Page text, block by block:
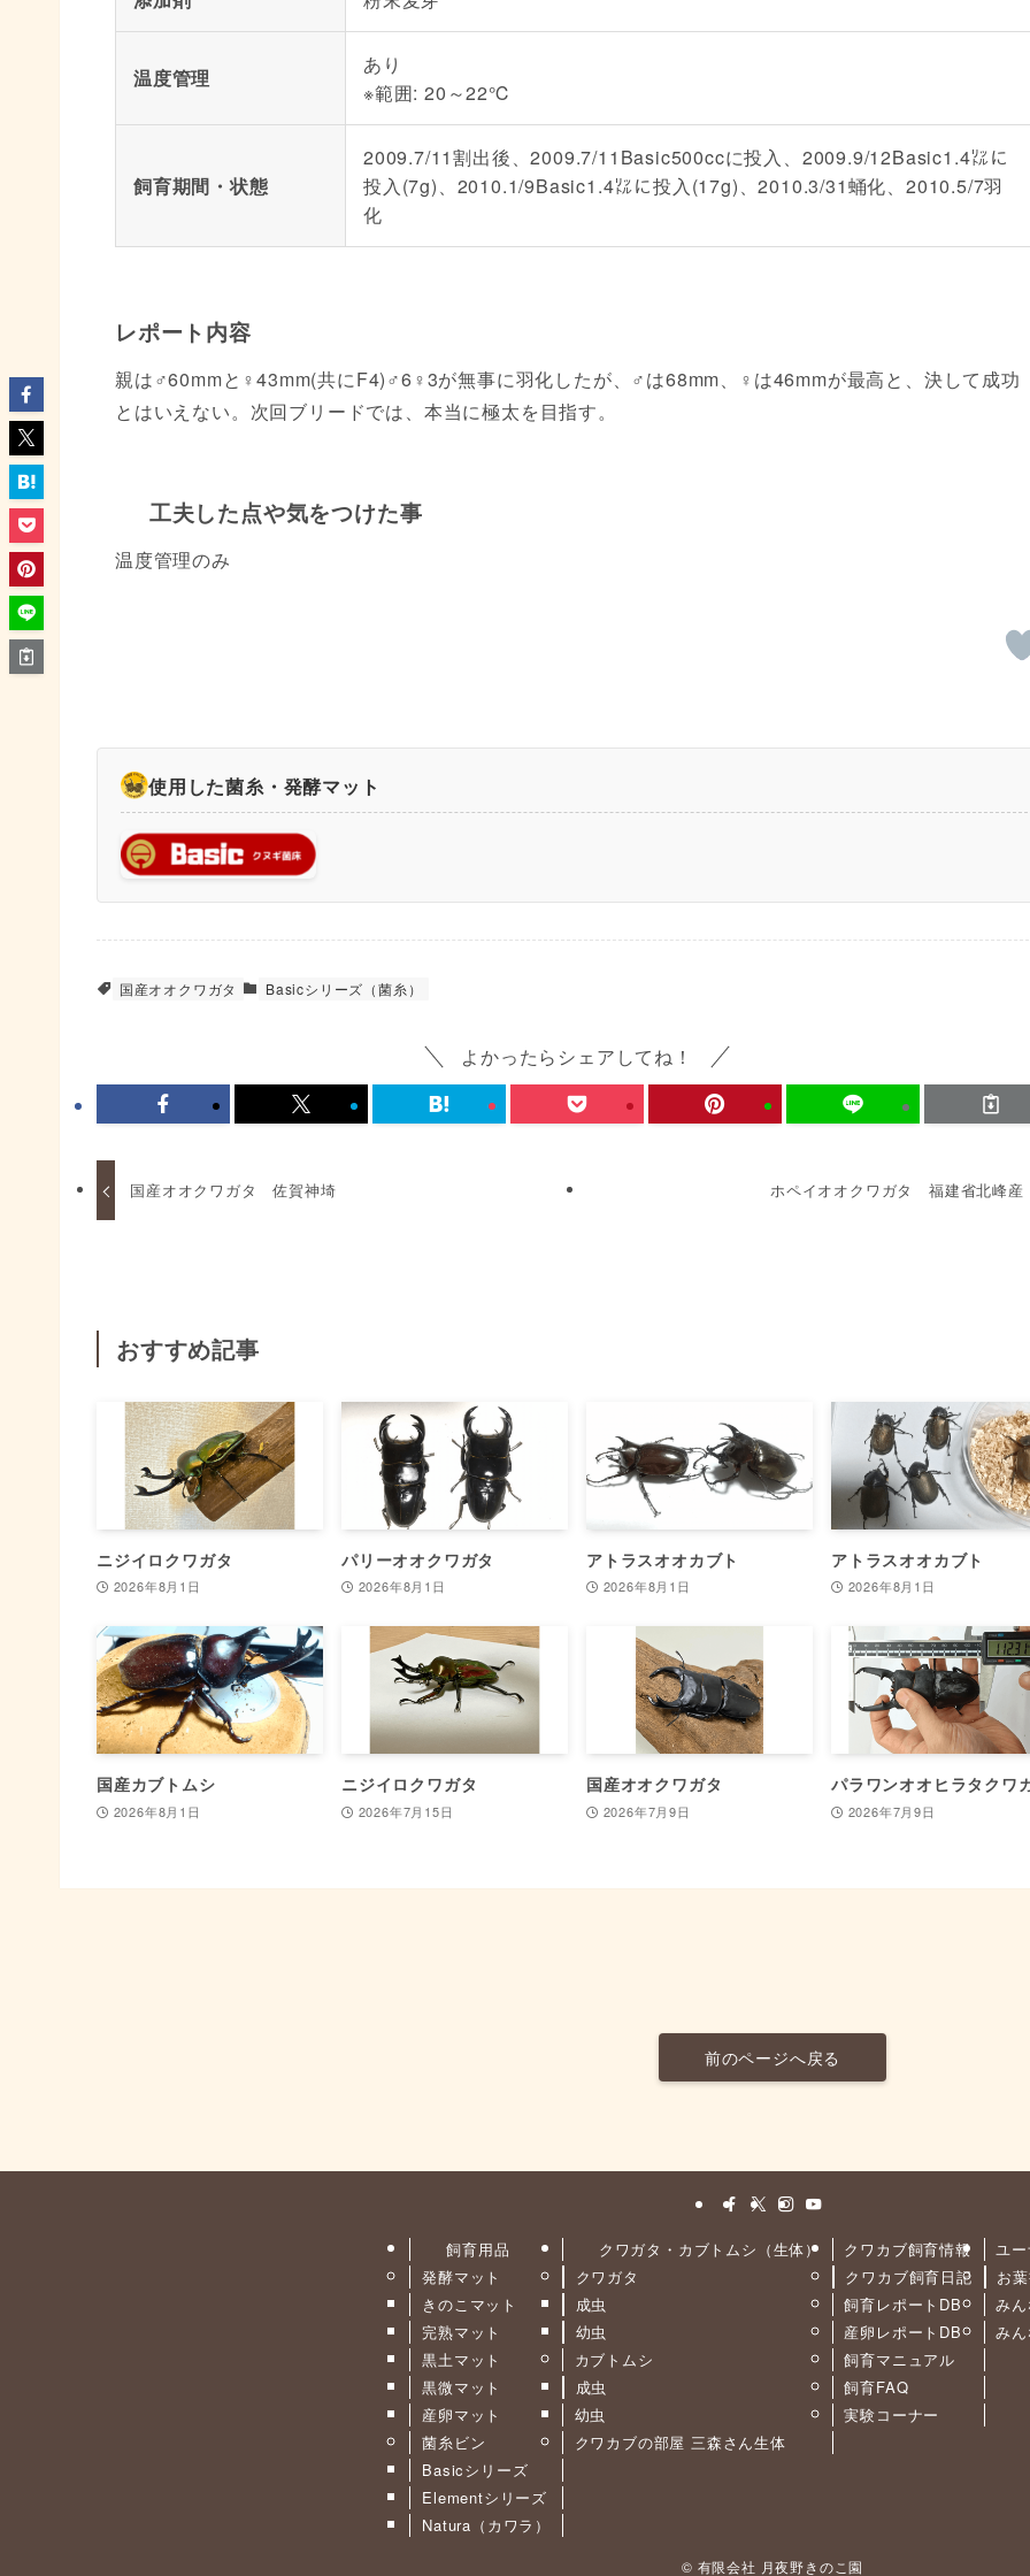
温度管理
あり
※範囲: 20～22℃
飼育期間・状態
2009.7/11割出後、2009.7/11Basic500ccに投入、2009.9/12Basic1.4㍑に
投入(7g)、2010.1/9Basic1.4㍑に投入(17g)、2010.3/31蛹化、2010.5/7羽
化
レポート内容
親は♂60mmと♀43mm(共にF4)♂6♀3が無事に羽化したが、♂は68mm、♀は46mmが最高と、決して成功
とはいえない。次回ブリードでは、本当に極太を目指す。
工夫した点や気をつけた事
温度管理のみ
使用した菌糸・発酵マット
国産オオクワガタ Basicシリーズ（菌糸）
よかったらシェアしてね！
国産オオクワガタ 佐賀神埼 ホペイオオクワガタ 福建省北峰産
おすすめ記事
ニジイロクワガタ
2026年8月1日
パリーオオクワガタ
2026年8月1日
アトラスオオカブト
2026年8月1日
アトラスオオカブト
2026年8月1日
国産カブトムシ
2026年8月1日
ニジイロクワガタ
2026年7月15日
国産オオクワガタ
2026年7月9日
パラワンオオヒラタクワ
2026年7月9日
前のページへ戻る
飼育用品
発酵マット
きのこマット
完熟マット
黒土マット
黒微マット
産卵マット
菌糸ビン
Basicシリーズ
Elementシリーズ
Natura（カワラ）
クワガタ・カブトムシ（生体）
クワガタ
成虫
幼虫
カブトムシ
成虫
幼虫
クワカブの部屋 三森さん生体
クワカブ飼育情報
クワカブ飼育日記
飼育レポートDB
産卵レポートDB
飼育マニュアル
飼育FAQ
実験コーナー
ユ
お
み
み
© 有限会社 月夜野きのこ園